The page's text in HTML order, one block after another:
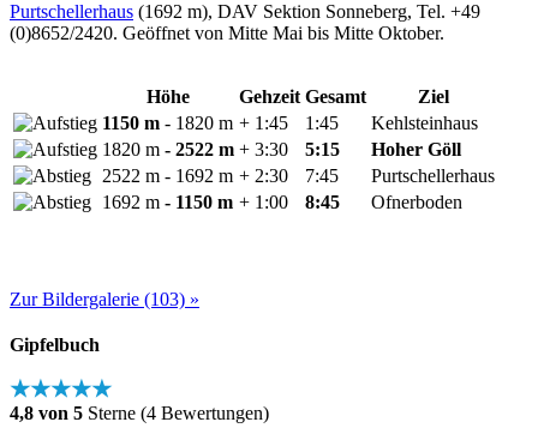
Purtschellerhaus (1692 m), DAV Sektion Sonneberg, Tel. +49
(0)8652/2420. Geöffnet von Mitte Mai bis Mitte Oktober.
Höhe Gehzeit Gesamt
Ziel
1150 m - 1820 m + 1:45 1:45
Kehlsteinhaus
1820 m - 2522 m + 3:30 5:15
Hoher Göll
2522 m - 1692 m + 2:30 7:45
Purtschellerhaus
1692 m - 1150 m + 1:00 8:45 Ofnerboden
Zur Bildergalerie (103) »
Gipfelbuch
★★★★★
4,8 von 5 Sterne (4 Bewertungen)